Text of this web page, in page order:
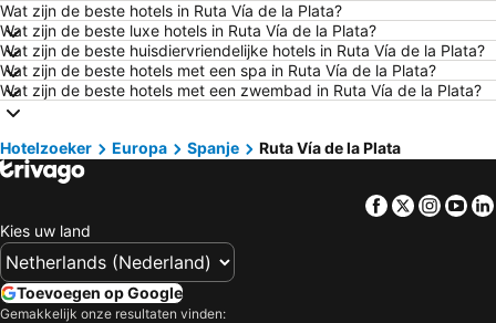
Hotels in Luxemburg Stad
Hotels in Dusseldorf
Hotels in Eindhoven
Hotels in Noordwijk
Hotels in Haarlem
Hotels in Hamburg
Hotels in Cochem
Hotels in Terschelling
Hotels in Spanje
Hotels in Noord-Holland
Hotels in Friesland
Hotels in Luxemburg
Hotels in België
Hotels in Gardameer
Wat zijn de beste hotels in Ruta Vía de la Plata?
Wat zijn de beste luxe hotels in Ruta Vía de la Plata?
Wat zijn de beste huisdiervriendelijke hotels in Ruta Vía de la Plata?
Wat zijn de beste hotels met een spa in Ruta Vía de la Plata?
Wat zijn de beste hotels met een zwembad in Ruta Vía de la Plata?
Hotelzoeker Europa Spanje Ruta Vía de la Plata
Facebook
Twitter
Kies uw land
Toevoegen op Google
Gemakkelijk onze resultaten vinden: